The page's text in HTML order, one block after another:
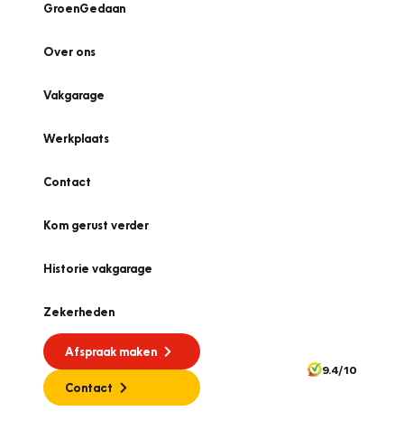
GroenGedaan
Over ons
Vakgarage
Werkplaats
Contact
Kom gerust verder
Historie vakgarage
Zekerheden
Afspraak maken
Contact
9.4/10